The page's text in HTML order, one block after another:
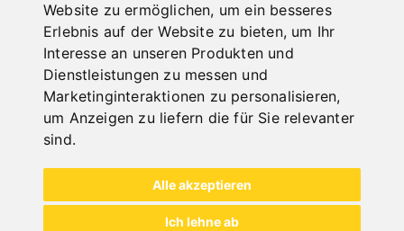
Website zu ermöglichen, um ein besseres
Erlebnis auf der Website zu bieten, um Ihr
Interesse an unseren Produkten und
Dienstleistungen zu messen und
Marketinginteraktionen zu personalisieren,
um Anzeigen zu liefern die für Sie relevanter
sind.
Alle akzeptieren
Ich lehne ab